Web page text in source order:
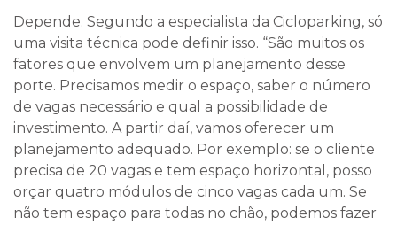
Depende. Segundo a especialista da Cicloparking, só
uma visita técnica pode definir isso. “São muitos os
fatores que envolvem um planejamento desse
porte. Precisamos medir o espaço, saber o número
de vagas necessário e qual a possibilidade de
investimento. A partir daí, vamos oferecer um
planejamento adequado. Por exemplo: se o cliente
precisa de 20 vagas e tem espaço horizontal, posso
orçar quatro módulos de cinco vagas cada um. Se
não tem espaço para todas no chão, podemos fazer